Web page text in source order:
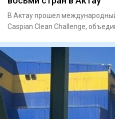
В Актау прошел
Caspian Clean Challenge,